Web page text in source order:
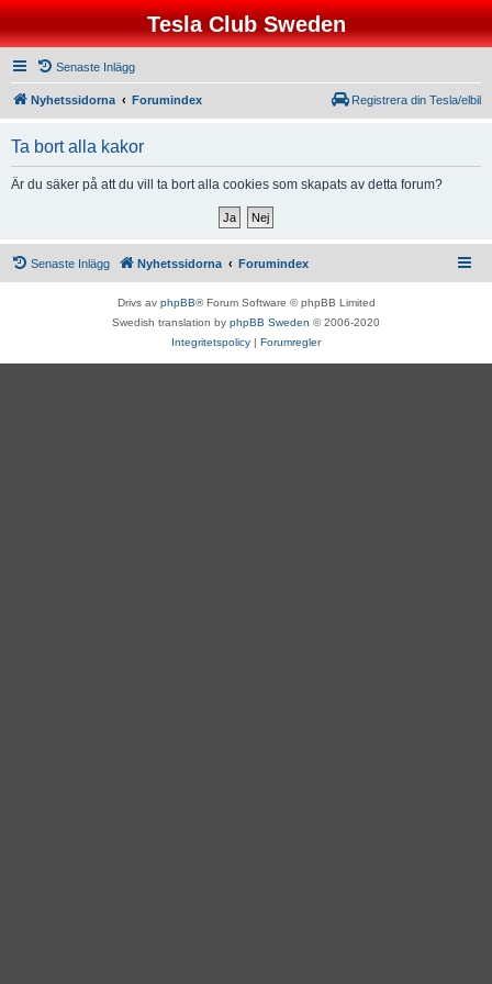
Tesla Club Sweden
Senaste Inlägg
Nyhetssidorna Forumindex Registrera din Tesla/elbil
Ta bort alla kakor
Är du säker på att du vill ta bort alla cookies som skapats av detta forum?
Senaste Inlägg Nyhetssidorna Forumindex
Drivs av phpBB® Forum Software © phpBB Limited
Swedish translation by phpBB Sweden © 2006-2020
Integritetspolicy | Forumregler